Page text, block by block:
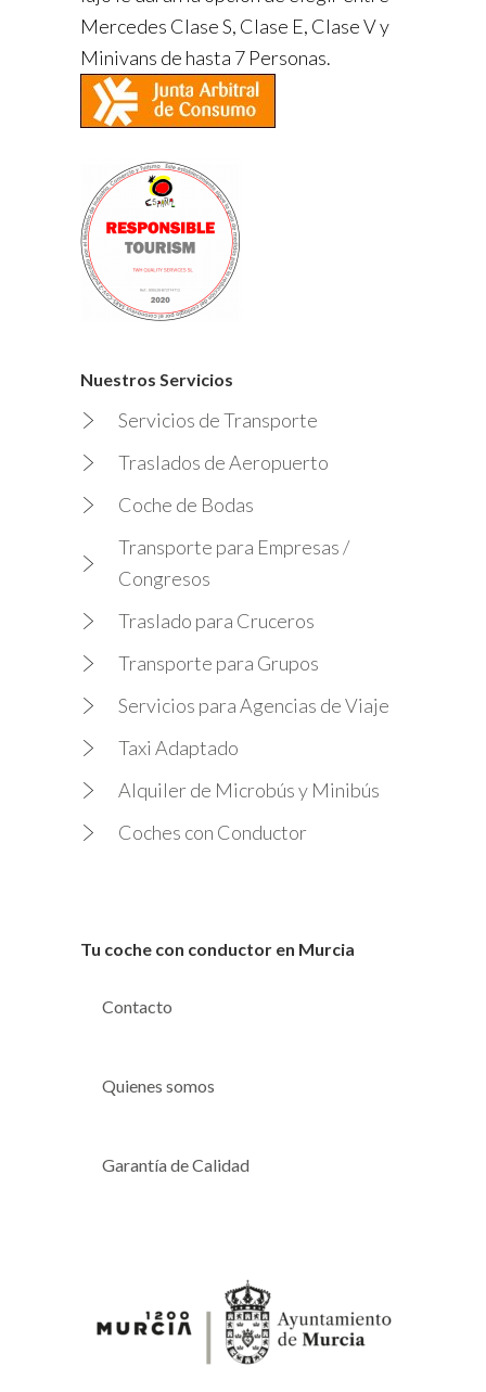
Mercedes Clase S, Clase E, Clase V y
Minivans de hasta 7 Personas.
Nuestros Servicios
Servicios de Transporte
Traslados de Aeropuerto
Coche de Bodas
Transporte para Empresas /
Congresos
Traslado para Cruceros
Transporte para Grupos
Servicios para Agencias de Viaje
Taxi Adaptado
Alquiler de Microbús y Minibús
Coches con Conductor
Tu coche con conductor en Murcia
Contacto
Quienes somos
Garantía de Calidad